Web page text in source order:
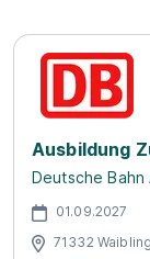
Ausbildung
Deutsche Bahn
01.09.2027
71332